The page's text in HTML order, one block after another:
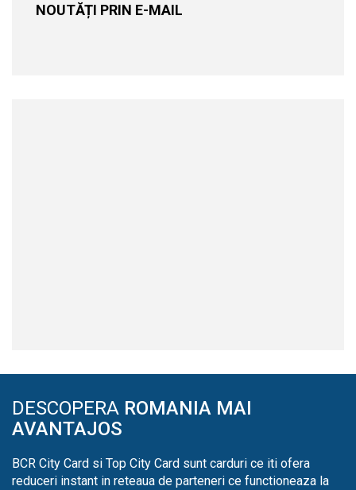
NOUTĂȚI PRIN E-MAIL
DESCOPERA ROMANIA MAI
AVANTAJOS
BCR City Card si Top City Card sunt carduri ce iti ofera
reduceri instant in reteaua de parteneri ce functioneaza la